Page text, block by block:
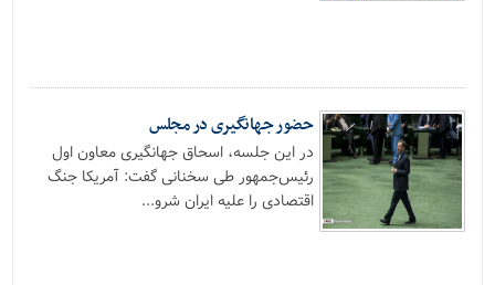
حضور جهانگیری در مجلس
در این جلسه، اسحاق جهانگیری معاون اول
رئیس‌جمهور طی سخنانی گفت: آمریکا جنگ
اقتصادی را علیه ایران شرو...